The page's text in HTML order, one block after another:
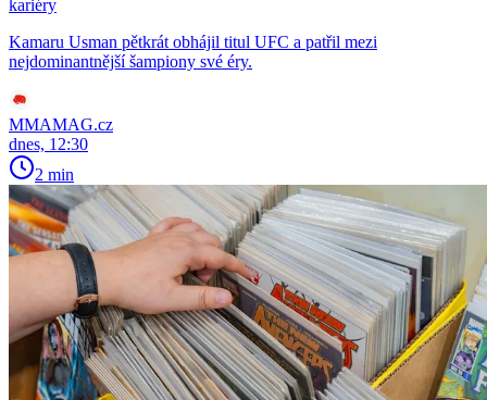
kariéry
Kamaru Usman pětkrát obhájil titul UFC a patřil mezi
nejdominantnější šampiony své éry.
MMAMAG.cz
dnes, 12:30
2 min